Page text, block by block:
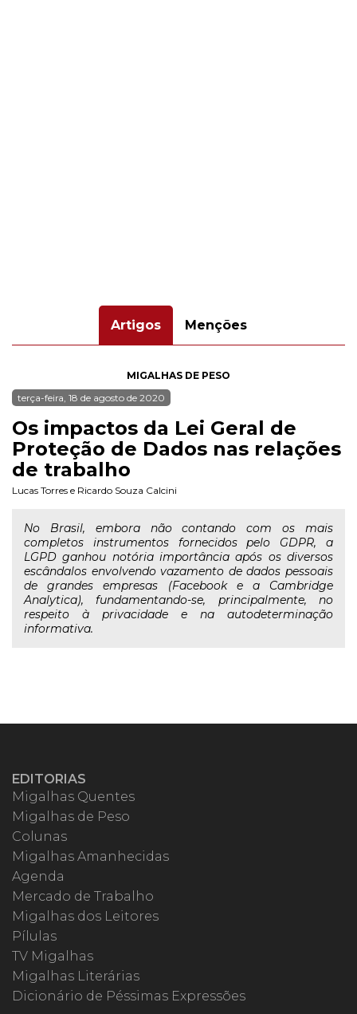
Artigos Menções
MIGALHAS DE PESO
terça-feira, 18 de agosto de 2020
Os impactos da Lei Geral de
Proteção de Dados nas relações
de trabalho
Lucas Torres e Ricardo Souza Calcini
No Brasil, embora não contando com os mais
completos instrumentos fornecidos pelo GDPR, a
LGPD ganhou notória importância após os diversos
escândalos envolvendo vazamento de dados pessoais
de grandes empresas (Facebook e a Cambridge
Analytica), fundamentando-se, principalmente, no
respeito à privacidade e na autodeterminação
informativa.
EDITORIAS
Migalhas Quentes
Migalhas de Peso
Colunas
Migalhas Amanhecidas
Agenda
Mercado de Trabalho
Migalhas dos Leitores
Pílulas
TV Migalhas
Migalhas Literárias
Dicionário de Péssimas Expressões